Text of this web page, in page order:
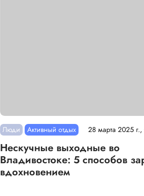
Люди Активный отдых 28 марта 2025
Нескучные выходные во
Владивостоке: 5 способов
вдохновением